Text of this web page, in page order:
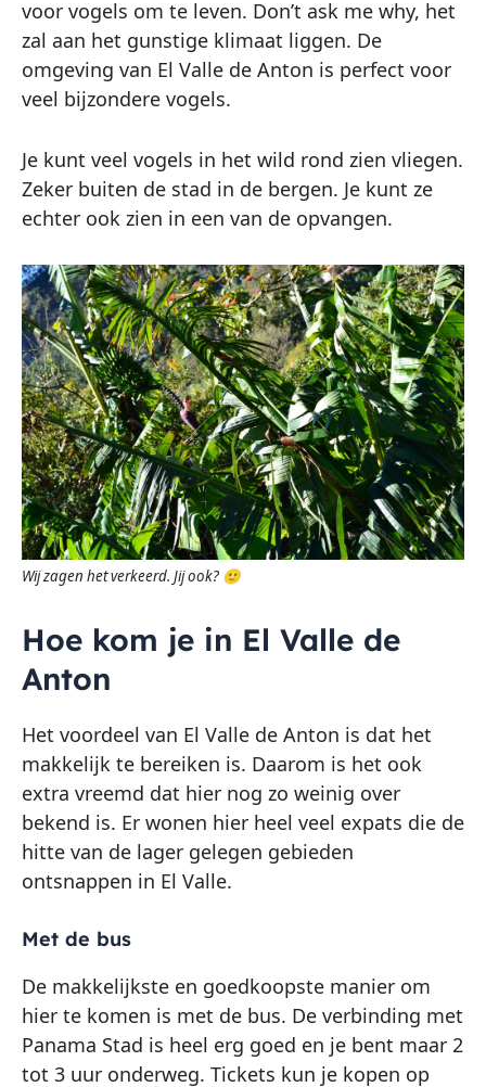
voor vogels om te leven. Don’t ask me why, het
zal aan het gunstige klimaat liggen. De
omgeving van El Valle de Anton is perfect voor
veel bijzondere vogels.
Je kunt veel vogels in het wild rond zien vliegen.
Zeker buiten de stad in de bergen. Je kunt ze
echter ook zien in een van de opvangen.
Wij zagen het verkeerd. Jij ook? 🙂
Hoe kom je in El Valle de
Anton
Het voordeel van El Valle de Anton is dat het
makkelijk te bereiken is. Daarom is het ook
extra vreemd dat hier nog zo weinig over
bekend is. Er wonen hier heel veel expats die de
hitte van de lager gelegen gebieden
ontsnappen in El Valle.
Met de bus
De makkelijkste en goedkoopste manier om
hier te komen is met de bus. De verbinding met
Panama Stad is heel erg goed en je bent maar 2
tot 3 uur onderweg. Tickets kun je kopen op